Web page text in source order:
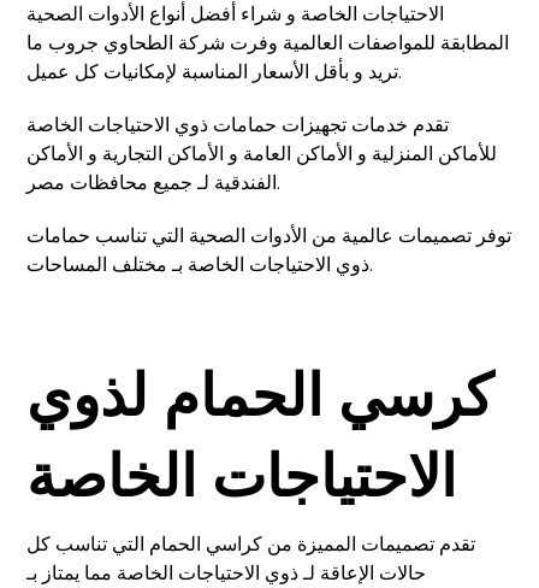
الاحتياجات الخاصة و شراء أفضل أنواع الأدوات الصحية
المطابقة للمواصفات العالمية وفرت شركة الطحاوي جروب ما
تريد و بأقل الأسعار المناسبة لإمكانيات كل عميل.
تقدم خدمات تجهيزات حمامات ذوي الاحتياجات الخاصة
للأماكن المنزلية و الأماكن العامة و الأماكن التجارية و الأماكن
الفندقية لـ جميع محافظات مصر.
توفر تصميمات عالمية من الأدوات الصحية التي تناسب حمامات
ذوي الاحتياجات الخاصة بـ مختلف المساحات.
كرسي الحمام لذوي
الاحتياجات الخاصة
تقدم تصميمات المميزة من كراسي الحمام التي تناسب كل
حالات الإعاقة لـ ذوي الاحتياجات الخاصة مما يمتاز بـ